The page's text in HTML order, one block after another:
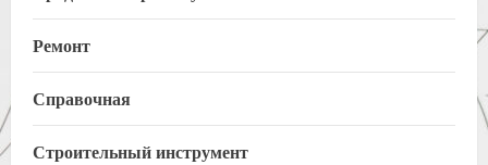
Ремонт
Справочная
Строительный инструмент